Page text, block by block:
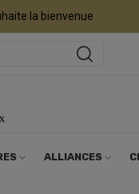
la bienvenue
ALLIANCES